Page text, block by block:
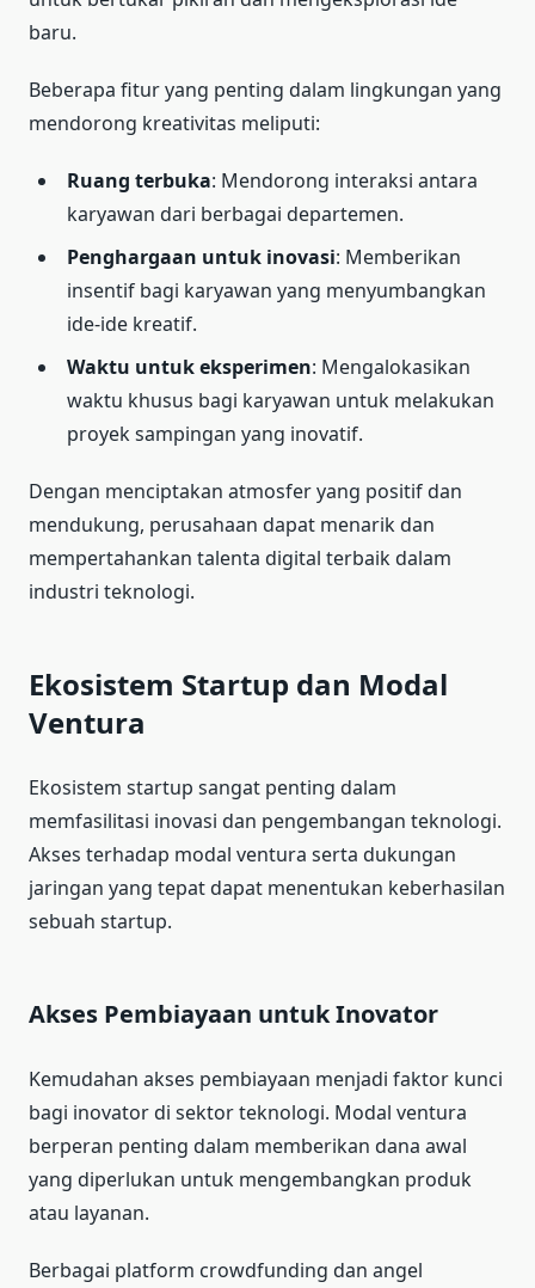
baru.
Beberapa fitur yang penting dalam lingkungan yang
mendorong kreativitas meliputi:
Ruang terbuka: Mendorong interaksi antara
karyawan dari berbagai departemen.
Penghargaan untuk inovasi: Memberikan
insentif bagi karyawan yang menyumbangkan
ide-ide kreatif.
Waktu untuk eksperimen: Mengalokasikan
waktu khusus bagi karyawan untuk melakukan
proyek sampingan yang inovatif.
Dengan menciptakan atmosfer yang positif dan
mendukung, perusahaan dapat menarik dan
mempertahankan talenta digital terbaik dalam
industri teknologi.
Ekosistem Startup dan Modal
Ventura
Ekosistem startup sangat penting dalam
memfasilitasi inovasi dan pengembangan teknologi.
Akses terhadap modal ventura serta dukungan
jaringan yang tepat dapat menentukan keberhasilan
sebuah startup.
Akses Pembiayaan untuk Inovator
Kemudahan akses pembiayaan menjadi faktor kunci
bagi inovator di sektor teknologi. Modal ventura
berperan penting dalam memberikan dana awal
yang diperlukan untuk mengembangkan produk
atau layanan.
Berbagai platform crowdfunding dan angel